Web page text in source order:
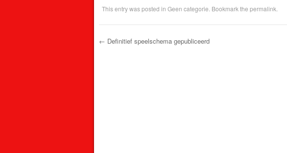
This entry was posted in Geen categorie . Bookmark the permalink
← Definitief speelschema gepubliceerd